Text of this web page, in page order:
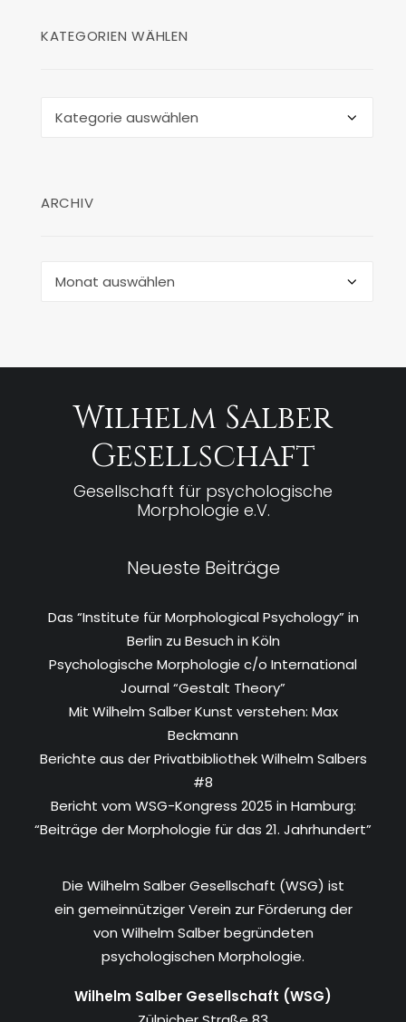
KATEGORIEN WÄHLEN
ARCHIV
Wilhelm Salber
Gesellschaft
Gesellschaft für psychologische
Morphologie e.V.
Neueste Beiträge
Das “Institute für Morphological Psychology” in
Berlin zu Besuch in Köln
Psychologische Morphologie c/o International
Journal “Gestalt Theory”
Mit Wilhelm Salber Kunst verstehen: Max
Beckmann
Berichte aus der Privatbibliothek Wilhelm Salbers
#8
Bericht vom WSG-Kongress 2025 in Hamburg:
“Beiträge der Morphologie für das 21. Jahrhundert”
Die Wilhelm Salber Gesellschaft (WSG) ist
ein gemeinnütziger Verein zur Förderung der
von Wilhelm Salber begründeten
psychologischen Morphologie.
Wilhelm Salber Gesellschaft (WSG)